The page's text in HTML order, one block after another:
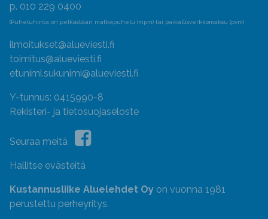
p. 010 229 0400
(Puheluhinta on pelkästään matkapuhelu (mpm) tai paikallisverkkomaksu (pvm)
ilmoitukset@alueviesti.fi
toimitus@alueviesti.fi
etunimi.sukunimi@alueviesti.fi
Y-tunnus: 0415990-8
Rekisteri- ja tietosuojaseloste
Seuraa meitä
Hallitse evästeitä
Kustannusliike Aluelehdet Oy on vuonna 1981
perustettu perheyritys.